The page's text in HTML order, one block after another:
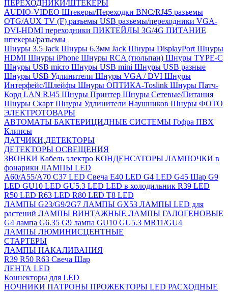
ПЕРЕХОДНИКИ/ШТЕКЕРЫ
AUDIO-VIDEO Штекеры/Переходки BNC/RJ45 разъемы
OTG/AUX TV (F) разъемы USB разъемы/переходники VGA-
DVI-HDMI переходники ПИКТЕЙЛЫ 3G/4G ПИТАНИЕ
штекеры/разъемы
Шнуры 3.5 Jack Шнуры 6.3мм Jack Шнуры DisplayPort Шнуры
HDMI Шнуры iPhone Шнуры RCA (тюльпан) Шнуры TYPE-C
Шнуры USB micro Шнуры USB mini Шнуры USB разные
Шнуры USB Удлинители Шнуры VGA / DVI Шнуры
Интерфейс/Шлейфы Шнуры ОПТИКА-Toslink Шнуры Патч-
Корд LAN RJ45 Шнуры Принтер Шнуры Сетевые/Питания
Шнуры Скарт Шнуры Удлинители Наушников Шнуры ФОТО
ЭЛЕКТРОТОВАРЫ
АВТОМАТЫ БАКТЕРИЦИДНЫЕ СИСТЕМЫ Гофра ПВХ
Клипсы
ДАТЧИКИ,ДЕТЕКТОРЫ
ДЕТЕКТОРЫ ОСВЕЩЕНИЯ
ЗВОНКИ Кабель электро КОНДЕНСАТОРЫ ЛАМПОЧКИ в
фонарики ЛАМПЫ LED
A60/A55/A70 C37 LED Свеча E40 LED G4 LED G45 Шар G9
LED GU10 LED GU5.3 LED LED в холодильник R39 LED
R50 LED R63 LED R80 LED T8 LED
ЛАМПЫ G23/G9/2G7 ЛАМПЫ GX53 ЛАМПЫ LED для
растений ЛАМПЫ ВИНТАЖНЫЕ ЛАМПЫ ГАЛОГЕНОВЫЕ
G4 лампа G6.35 G9 лампа GU10 GU5.3 MR11/GU4
ЛАМПЫ ЛЮМИНИСЦЕНТНЫЕ
СТАРТЕРЫ
ЛАМПЫ НАКАЛИВАНИЯ
R39 R50 R63 Свеча Шар
ЛЕНТА LED
Коннекторы для LED
НОЧНИКИ ПАТРОНЫ ПРОЖЕКТОРЫ LED РАСХОДНЫЕ